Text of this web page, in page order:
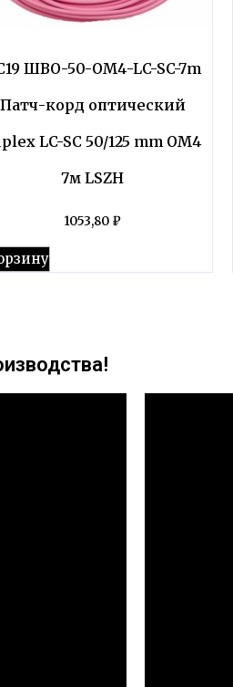
ШВО-50-OM4-LC-SC-7m
Патч-корд оптический
LC-SC 50/125 mm OM4
7м LSZH
1053,80 ₽